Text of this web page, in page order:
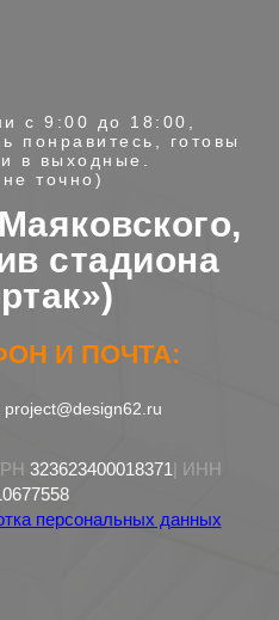
с 9:00 до 18:00,
понравитесь, готовы
в выходные.
точно)
стадиона
И ПОЧТА:
project@design62.ru
323623400018371| ИНН
персональных данных